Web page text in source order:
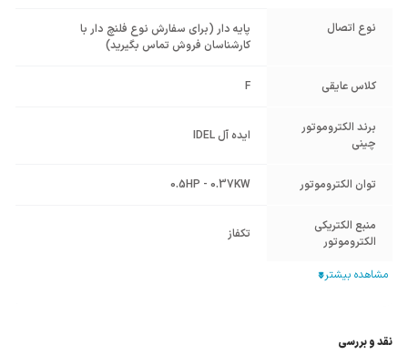
نوع اتصال
پایه دار (برای سفارش نوع فلنچ دار با
کارشناسان فروش تماس بگیرید)
کلاس عایقی F
برند الکتروموتور
چینی
ایده آل IDEL
توان الکتروموتور 0.5HP - 0.37KW
منبع الکتریکی
الکتروموتور
تکفاز
جنس پوسته
نقد و بررسی